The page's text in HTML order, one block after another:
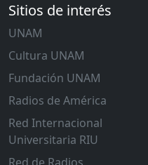
Sitios de interés
UNAM
Cultura UNAM
Fundación UNAM
Radios de América
Red Internacional
Universitaria RIU